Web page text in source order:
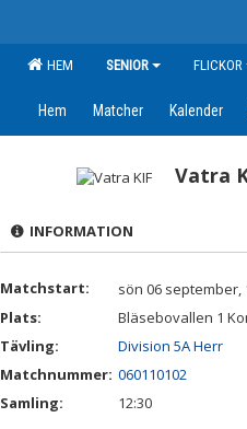
HEM SENIOR FLICKOR
Hem Matcher Kalender
Vatra
INFORMATION
Matchstart:
sön 06 september,
Plats:
Bläsebovallen 1
Tävling:
Division 5A Herr
Matchnummer: 060110102
Samling:
12:30